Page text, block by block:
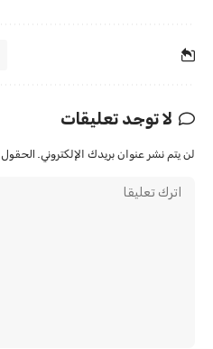
لا توجد تعليقات
لن يتم نشر عنوان بريدك الإلكتروني. الحقول